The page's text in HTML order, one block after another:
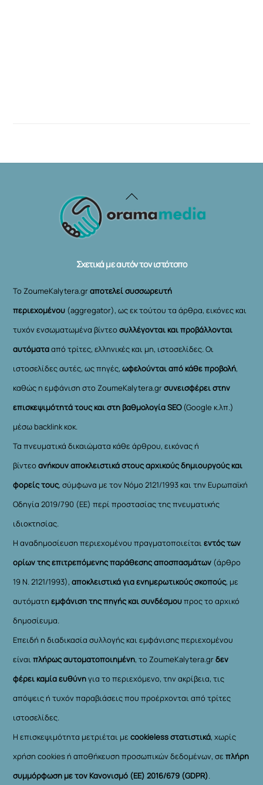
Back
To
Σχετικά με αυτόν τον ιστότοπο
Το ZoumeKalytera.grαποτελεί συσσωρευτή
περιεχομένου (aggregator), ως εκ τούτου τα άρθρα, εικόνες και
τυχόν ενσωματωμένα βίντεοσυλλέγονται και προβάλλονται
αυτόματααπό τρίτες, ελληνικές και μη, ιστοσελίδες. Οι
ιστοσελίδες αυτές, ως πηγές,ωφελούνται από κάθε προβολή,
καθώς η εμφάνιση στο ZoumeKalytera.grσυνεισφέρει στην
επισκεψιμότητά τους και στη βαθμολογία SEO(Google κ.λπ.)
μέσω backlink κοκ.
Τα πνευματικά δικαιώματα κάθε άρθρου, εικόνας ή
βίντεοανήκουν αποκλειστικά στους αρχικούς δημιουργούς και
φορείς τους, σύμφωνα με τον Νόμο 2121/1993 και την Ευρωπαϊκή
Οδηγία 2019/790 (ΕΕ) περί προστασίας της πνευματικής
ιδιοκτησίας.
Η αναδημοσίευση περιεχομένου πραγματοποιείταιεντός των
ορίων της επιτρεπόμενης παράθεσης αποσπασμάτων (άρθρο
19 Ν. 2121/1993), αποκλειστικά για ενημερωτικούς σκοπούς, με
αυτόματηεμφάνιση της πηγής και συνδέσμουπρος το αρχικό
δημοσίευμα.
Επειδή η διαδικασία συλλογής και εμφάνισης περιεχομένου
είναιπλήρως αυτοματοποιημένη, το ZoumeKalytera.grδεν
φέρει καμία ευθύνηγια το περιεχόμενο, την ακρίβεια, τις
απόψεις ή τυχόν παραβιάσεις που προέρχονται από τρίτες
ιστοσελίδες.
Η επισκεψιμότητα μετριέται μεcookieless στατιστικά, χωρίς
χρήση cookies ή αποθήκευση προσωπικών δεδομένων, σεπλήρη
συμμόρφωση με τον Κανονισμό (ΕΕ) 2016/679 (GDPR).